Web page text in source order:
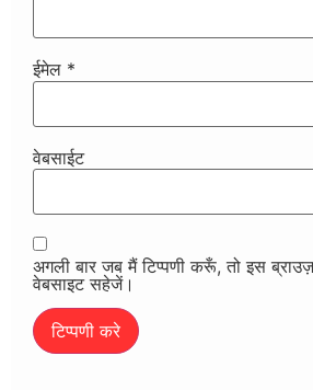
ईमेल *
वेबसाईट
अगली बार जब मैं टिप्पणी करूँ, तो इस
वेबसाइट सहेजें।